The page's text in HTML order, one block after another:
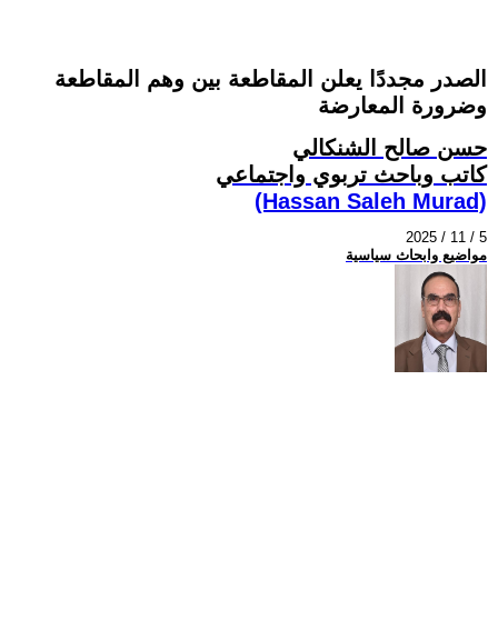
الصدر مجددًا يعلن المقاطعة بين وهم المقاطعة
وضرورة المعارضة
حسن صالح الشنكالي
كاتب وباحث تربوي واجتماعي
(Hassan Saleh Murad)
2025 / 11 / 5
مواضيع وابحاث سياسية